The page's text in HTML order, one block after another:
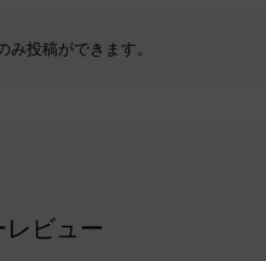
み投稿ができます。
ビュー